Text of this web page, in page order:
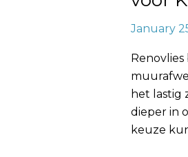
January
het lastig
dieper in
keuze
en